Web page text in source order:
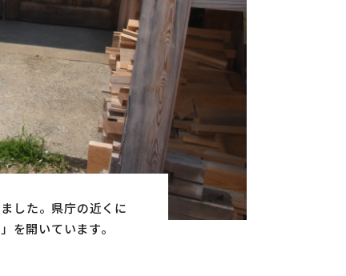
した。県庁の近くに
を開いています。